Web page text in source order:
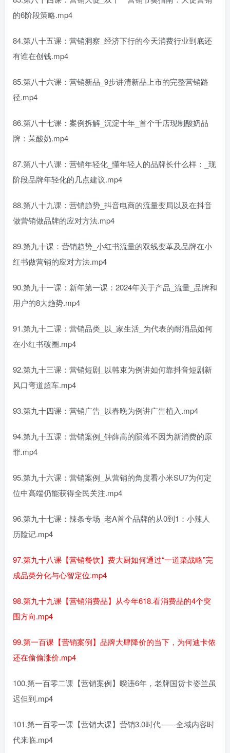
的6阶段策略.mp4
84.第八十五课：营销洞察_经济下行的今天消费行业到底还
有谁在创钱.mp4
85.第八十六课：营销新品_9步讲清新品上市的完整营销路
径.mp4
86.第八十七课：案例拆解_沉淀十年_首个千店现制酸奶品
牌：茉酸奶.mp4
87.第八十八课：营销年轻化_懂年轻人的品牌长什么样：_现
阶段品牌年轻化的几点建议.mp4
88.第八十九课：营销趋势_抖音电商的流量变局以及在抖音
做营销做品牌的应对方法.mp4
89.第九十课：营销趋势_小红书流量的双线变革及品牌在小
红书做营销的应对方法.mp4
90.第九十一课：新年第一课：2024年关于产品_流量_品牌和
用户的8大趋势.mp4
91.第九十二课：营销品类_以_家生活_为代表的耐消品如何
在小红书破圈.mp4
92.第九十三课：营销短剧_以韩束为例讲如何靠抖音短剧新
风口弯道超车.mp4
93.第九十四课：营销广告_以春晚为例讲广告植入.mp4
94.第九十五课：营销案例_钟薛高的陨落不因为新消费的原
罪.mp4
95.第九十六课：营销案例_从营销的角度看小米SU7为何定
位中高端仍能获得全民关注.mp4
96.第九十七课：辣条专场_老A首个品牌的从0到1：小辣人
历险记.mp4
97.第九十八课【营销餐饮】费大厨如何通过“一道菜战略”完
成品类分化与心智定位.mp4
98.第九十九课【营销消费品】从今年618.看消费品的4个突
围方向.mp4
99.第一百课【营销案例】品牌大肆降价的当下，为何迪卡侬
还在偷偷涨价.mp4
100.第一百零二课【营销案例】暌违6年，老牌国货卡姿兰虽
迟但到.mp4
101.第一百零一课【营销大课】营销3.0时代——全域内容时
代来临.mp4